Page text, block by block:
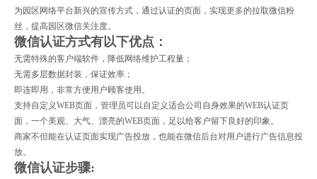
为园区网络平台新兴的宣传方式，通过认证的页面，实现更多的拉取微信粉
丝，提高园区微信关注度。
微信认证方式有以下优点：
无需特殊的客户端软件，降低网络维护工程量；
无需多层数据封装，保证效率；
即连即用，非常方便用户顾客使用。
支持自定义WEB页面，管理员可以自定义适合公司自身效果的WEB认证页
面，一个美观、大气、漂亮的WEB页面，足以给客户留下良好的印象。
商家不但能在认证页面实现广告投放，也能在微信后台对用户进行广告信息投
放。
微信认证步骤: